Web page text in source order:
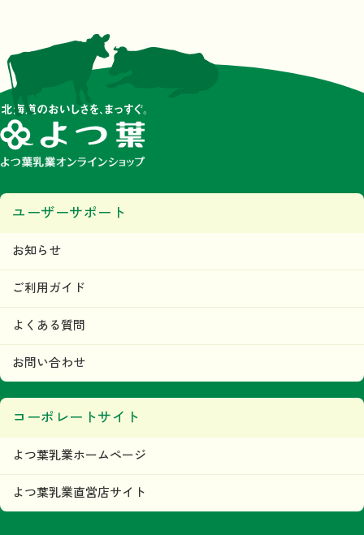
ユーザーサポート
お知らせ
ご利用ガイド
よくある質問
お問い合わせ
コーポレートサイト
よつ葉乳業ホームページ
よつ葉乳業直営店サイト